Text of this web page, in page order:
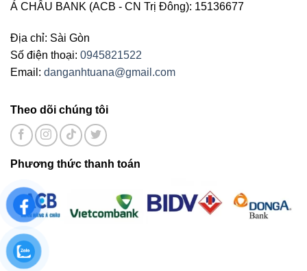
Á CHÂU BANK (ACB - CN Trị Đông): 15136677
Địa chỉ: Sài Gòn
Số điện thoại: 0945821522
Email: danganhtuana@gmail.com
Theo dõi chúng tôi
Phương thức thanh toán